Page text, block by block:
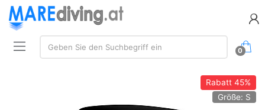
Suchen:
Geben Sie den Suchbegriff ein
0
Rabatt45%
Größe: S